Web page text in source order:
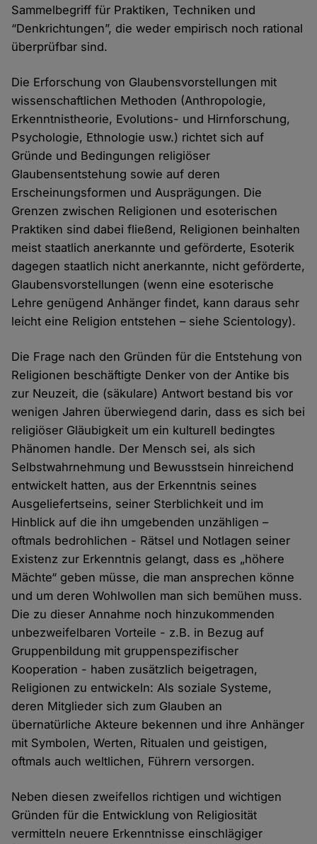
Sammelbegriff für Praktiken, Techniken und
“Denkrichtungen”, die weder empirisch noch rational
überprüfbar sind.
Die Erforschung von Glaubensvorstellungen mit
wissenschaftlichen Methoden (Anthropologie,
Erkenntnistheorie, Evolutions- und Hirnforschung,
Psychologie, Ethnologie usw.) richtet sich auf
Gründe und Bedingungen religiöser
Glaubensentstehung sowie auf deren
Erscheinungsformen und Ausprägungen. Die
Grenzen zwischen Religionen und esoterischen
Praktiken sind dabei fließend, Religionen beinhalten
meist staatlich anerkannte und geförderte, Esoterik
dagegen staatlich nicht anerkannte, nicht geförderte,
Glaubensvorstellungen (wenn eine esoterische
Lehre genügend Anhänger findet, kann daraus sehr
leicht eine Religion entstehen – siehe Scientology).
Die Frage nach den Gründen für die Entstehung von
Religionen beschäftigte Denker von der Antike bis
zur Neuzeit, die (säkulare) Antwort bestand bis vor
wenigen Jahren überwiegend darin, dass es sich bei
religiöser Gläubigkeit um ein kulturell bedingtes
Phänomen handle. Der Mensch sei, als sich
Selbstwahrnehmung und Bewusstsein hinreichend
entwickelt hatten, aus der Erkenntnis seines
Ausgeliefertseins, seiner Sterblichkeit und im
Hinblick auf die ihn umgebenden unzähligen –
oftmals bedrohlichen - Rätsel und Notlagen seiner
Existenz zur Erkenntnis gelangt, dass es „höhere
Mächte“ geben müsse, die man ansprechen könne
und um deren Wohlwollen man sich bemühen muss.
Die zu dieser Annahme noch hinzukommenden
unbezweifelbaren Vorteile - z.B. in Bezug auf
Gruppenbildung mit gruppenspezifischer
Kooperation - haben zusätzlich beigetragen,
Religionen zu entwickeln: Als soziale Systeme,
deren Mitglieder sich zum Glauben an
übernatürliche Akteure bekennen und ihre Anhänger
mit Symbolen, Werten, Ritualen und geistigen,
oftmals auch weltlichen, Führern versorgen.
Neben diesen zweifellos richtigen und wichtigen
Gründen für die Entwicklung von Religiosität
vermitteln neuere Erkenntnisse einschlägiger